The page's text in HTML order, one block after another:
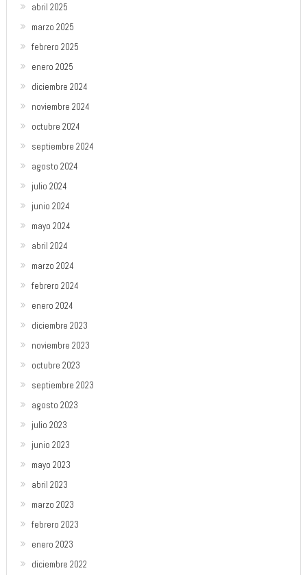
abril 2025
marzo 2025
febrero 2025
enero 2025
diciembre 2024
noviembre 2024
octubre 2024
septiembre 2024
agosto 2024
julio 2024
junio 2024
mayo 2024
abril 2024
marzo 2024
febrero 2024
enero 2024
diciembre 2023
noviembre 2023
octubre 2023
septiembre 2023
agosto 2023
julio 2023
junio 2023
mayo 2023
abril 2023
marzo 2023
febrero 2023
enero 2023
diciembre 2022